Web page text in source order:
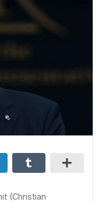
(Christian